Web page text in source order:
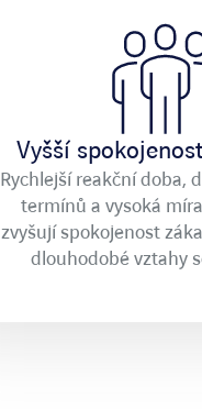
Vyšší
Rychlejší reakční doba,
termínů a vysoká
zvyšují spokojenost
dlouhodobé vztahy